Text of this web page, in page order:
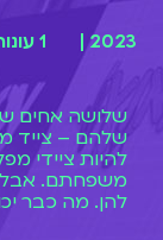
2023 | 1 עונות
שלושה אחים
שלהם – צייד
להיות ציידי
משפחתם. אבל
להן. מה כבר